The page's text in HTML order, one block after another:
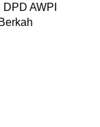
AWPI